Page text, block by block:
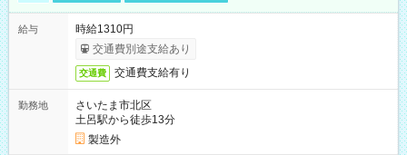
給与
時給1310円
交通費別途支給あり
交通費 交通費支給有り
勤務地
さいたま市北区
土呂駅から徒歩13分
製造外